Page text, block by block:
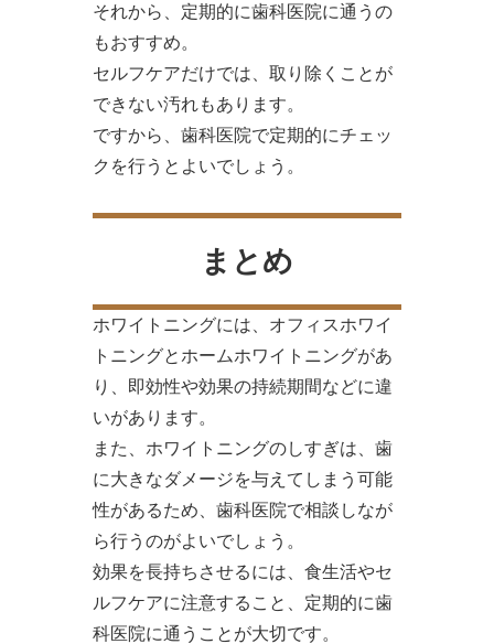
それから、定期的に歯科医院に通うの
もおすすめ。
セルフケアだけでは、取り除くことが
できない汚れもあります。
ですから、歯科医院で定期的にチェッ
クを行うとよいでしょう。
まとめ
ホワイトニングには、オフィスホワイ
トニングとホームホワイトニングがあ
り、即効性や効果の持続期間などに違
いがあります。
また、ホワイトニングのしすぎは、歯
に大きなダメージを与えてしまう可能
性があるため、歯科医院で相談しなが
ら行うのがよいでしょう。
効果を長持ちさせるには、食生活やセ
ルフケアに注意すること、定期的に歯
科医院に通うことが大切です。